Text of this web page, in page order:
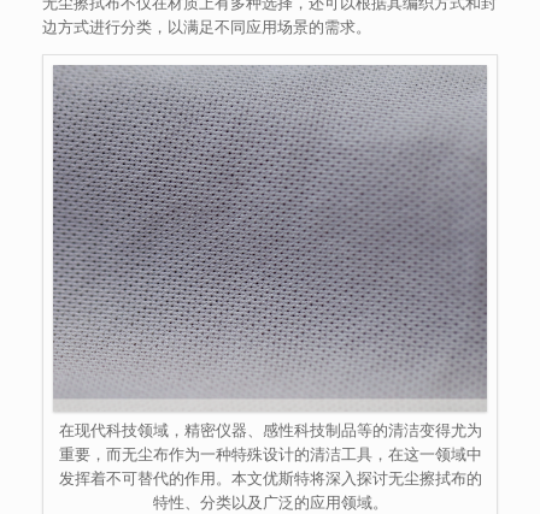
边方式进行分类，以满足不同应用场景的需求。
在现代科技领域，精密仪器、感性科技制品等的清洁变得尤为
重要，而无尘布作为一种特殊设计的清洁工具，在这一领域中
发挥着不可替代的作用。本文优斯特将深入探讨无尘擦拭布的
特性、分类以及广泛的应用领域。